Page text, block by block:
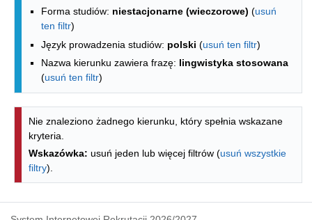
Forma studiów: niestacjonarne (wieczorowe) (usuń
ten filtr)
Język prowadzenia studiów: polski (usuń ten filtr)
Nazwa kierunku zawiera frazę: lingwistyka stosowana
(usuń ten filtr)
Nie znaleziono żadnego kierunku, który spełnia wskazane
kryteria.
Wskazówka: usuń jeden lub więcej filtrów (usuń wszystkie
filtry).